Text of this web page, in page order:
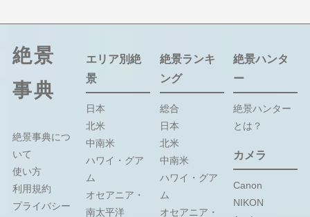
絶景
事典
絶景事典につ
いて
使い方
利用規約
プライバシー
エリア別絶
景
日本
北米
中南米
ハワイ・グア
ム
オセアニア・
南太平洋
絶景ランキ
ング
総合
日本
北米
中南米
ハワイ・グア
ム
オセアニア・
絶景ハンタ
ー
絶景ハンター
とは？
カメラ
Canon
NIKON